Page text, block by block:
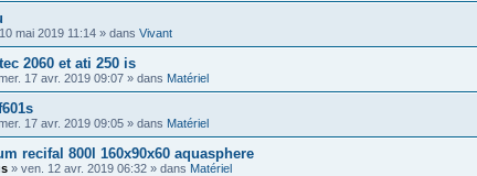
mai 2019 11:14 » dans Vivant
2060 et ati 250 is
17 avr. 2019 09:07 » dans Matériel
17 avr. 2019 09:05 » dans Matériel
recifal 800l 160x90x60 aquasphere
» ven. 12 avr. 2019 06:32 » dans Matériel